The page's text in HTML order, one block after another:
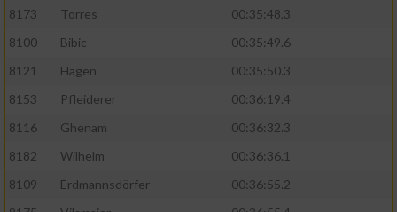
8173 Torres
00:35:48.3
8100
Bibic
00:35:49.6
8121
Hagen
00:35:50.3
8153
Pfleiderer
00:36:19.4
8116
Ghenam
00:36:32.3
8182
Wilhelm
00:36:36.1
8109
Erdmannsdörfer
00:36:55.2